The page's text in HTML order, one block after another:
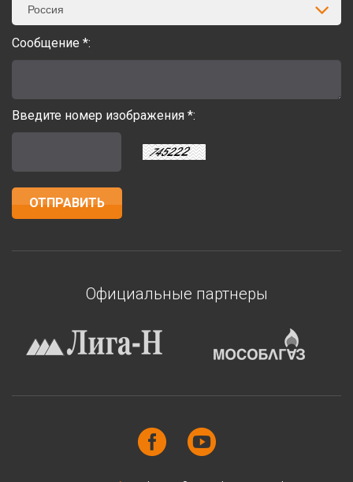
Россия
Сообщение *:
Введите номер изображения *:
Официальные партнеры